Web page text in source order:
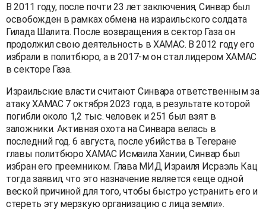
В 2011 году, после почти 23 лет заключения, Синвар был
освобожден в рамках обмена на израильского солдата
Гилада Шалита. После возвращения в сектор Газа он
продолжил свою деятельность в ХАМАС. В 2012 году его
избрали в политбюро, а в 2017-м он стал лидером ХАМАС
в секторе Газа.
Израильские власти считают Синвара ответственным за
атаку ХАМАС 7 октября 2023 года, в результате которой
погибли около 1,2 тыс. человек и 251 был взят в
заложники. Активная охота на Синвара велась в
последний год. 6 августа, после убийства в Тегеране
главы политбюро ХАМАС Исмаила Хании, Синвар был
избран его преемником. Глава МИД Израиля Исраэль Кац
тогда заявил, что это назначение является «еще одной
веской причиной для того, чтобы быстро устранить его и
стереть эту мерзкую организацию с лица земли».